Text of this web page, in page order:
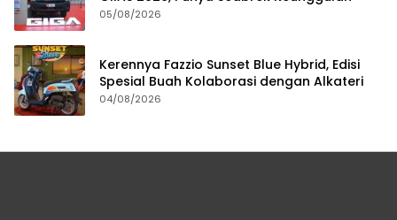
05/08/2026
Kerennya Fazzio Sunset Blue Hybrid, Edisi
Spesial Buah Kolaborasi dengan Alkateri
04/08/2026